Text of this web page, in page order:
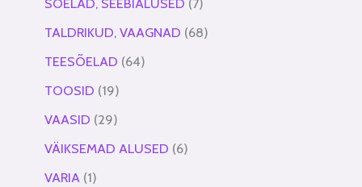
TALDRIKUD, VAAGNAD 68
TEESÕELAD 64
TOOSID 19
VAASID 29
VÄIKSEMAD ALUSED 6
VARIA 1